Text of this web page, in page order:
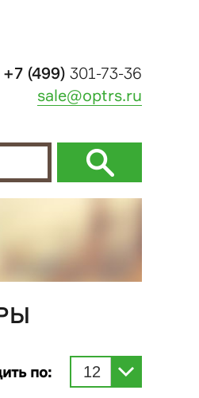
+7 (499) 301-73-36
sale@optrs.ru
по: 12